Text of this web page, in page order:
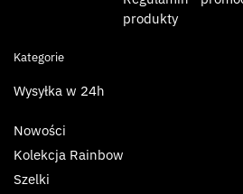
produkty
Kategorie
Wysyłka w 24h
Nowości
Kolekcja Rainbow
Szelki